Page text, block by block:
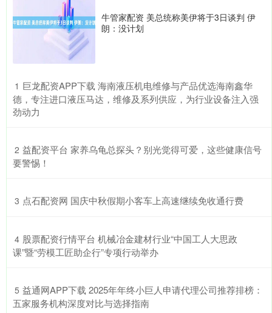
牛管家配资 美总统称美伊将于3日谈判 伊
朗：没计划
1 ​巨龙配资APP下载 海南液压机电维修与产品优选海南鑫华
德，专注进口液压马达，维修及系列供应，为行业设备注入强
劲动力
2 ​益配资平台 家养乌龟总探头？别光觉得可爱，这些健康信号
要警惕！
3 ​点石配资网 国庆中秋假期小客车上高速继续免收通行费
4 ​股票配资行情平台 机械冶金建材行业“中国工人大思政
课”暨“劳模工匠助企行”专项行动举办
5 ​益通网APP下载 2025年年终小巨人申请代理公司推荐排榜：
五家服务机构深度对比与选择指南